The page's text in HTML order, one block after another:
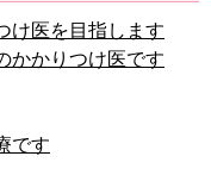
け医を目指します
かかりつけ医です
です